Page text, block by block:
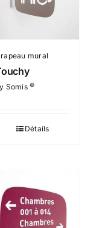
mural
Somis©
Détails